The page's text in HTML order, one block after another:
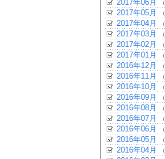
2017年06月
2017年05月
2017年04月
2017年03月
2017年02月
2017年01月
2016年12月
2016年11月
2016年10月
2016年09月
2016年08月
2016年07月
2016年06月
2016年05月
2016年04月